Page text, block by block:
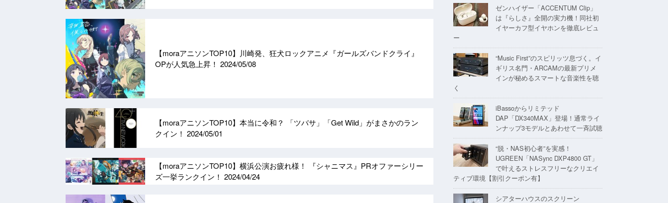
【moraアニソンTOP10】川崎発、狂犬ロックアニメ『ガールズバンドクライ』
OPが人気急上昇！ 2024/05/08
【moraアニソンTOP10】本当に令和？ 「ツバサ」「Get Wild」がまさかのラン
クイン！ 2024/05/01
【moraアニソンTOP10】横浜公演お疲れ様！ 『シャニマス』PRオファーシリー
ズ一挙ランクイン！ 2024/04/24
ゼンハイザー「ACCENTUM Clip」
は『らしさ』全開の実力機！同社初
イヤーカフ型イヤホンを徹底レビュ
ー
“Music First”のスピリッツ息づく。イ
ギリス名門・ARCAMの最新プリメ
インが秘めるスマートな音楽性を聴
く
iBassoからリミテッド
DAP「DX340MAX」登場！通常ライ
ンナップ3モデルとあわせて一斉試聴
“脱・NAS初心者”を実感！
UGREEN「NASync DXP4800 GT」
で叶えるストレスフリーなクリエイ
ティブ環境【割引クーポン有】
シアターハウスのスクリーン